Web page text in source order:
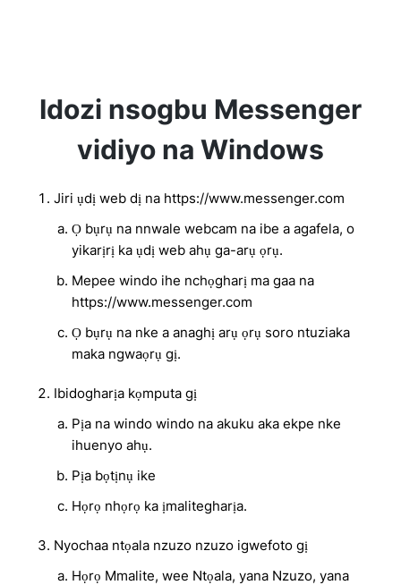
Idozi nsogbu Messenger
vidiyo na Windows
Jiri ụdị web dị na https://www.messenger.com
Ọ bụrụ na nnwale webcam na ibe a agafela, o
yikarịrị ka ụdị web ahụ ga-arụ ọrụ.
Mepee windo ihe nchọgharị ma gaa na
https://www.messenger.com
Ọ bụrụ na nke a anaghị arụ ọrụ soro ntuziaka
maka ngwaọrụ gị.
Ibidogharịa kọmputa gị
Pịa na windo windo na akuku aka ekpe nke
ihuenyo ahụ.
Pịa bọtịnụ ike
Họrọ nhọrọ ka ịmalitegharịa.
Nyochaa ntọala nzuzo nzuzo igwefoto gị
Họrọ Mmalite, wee Ntọala, yana Nzuzo, yana